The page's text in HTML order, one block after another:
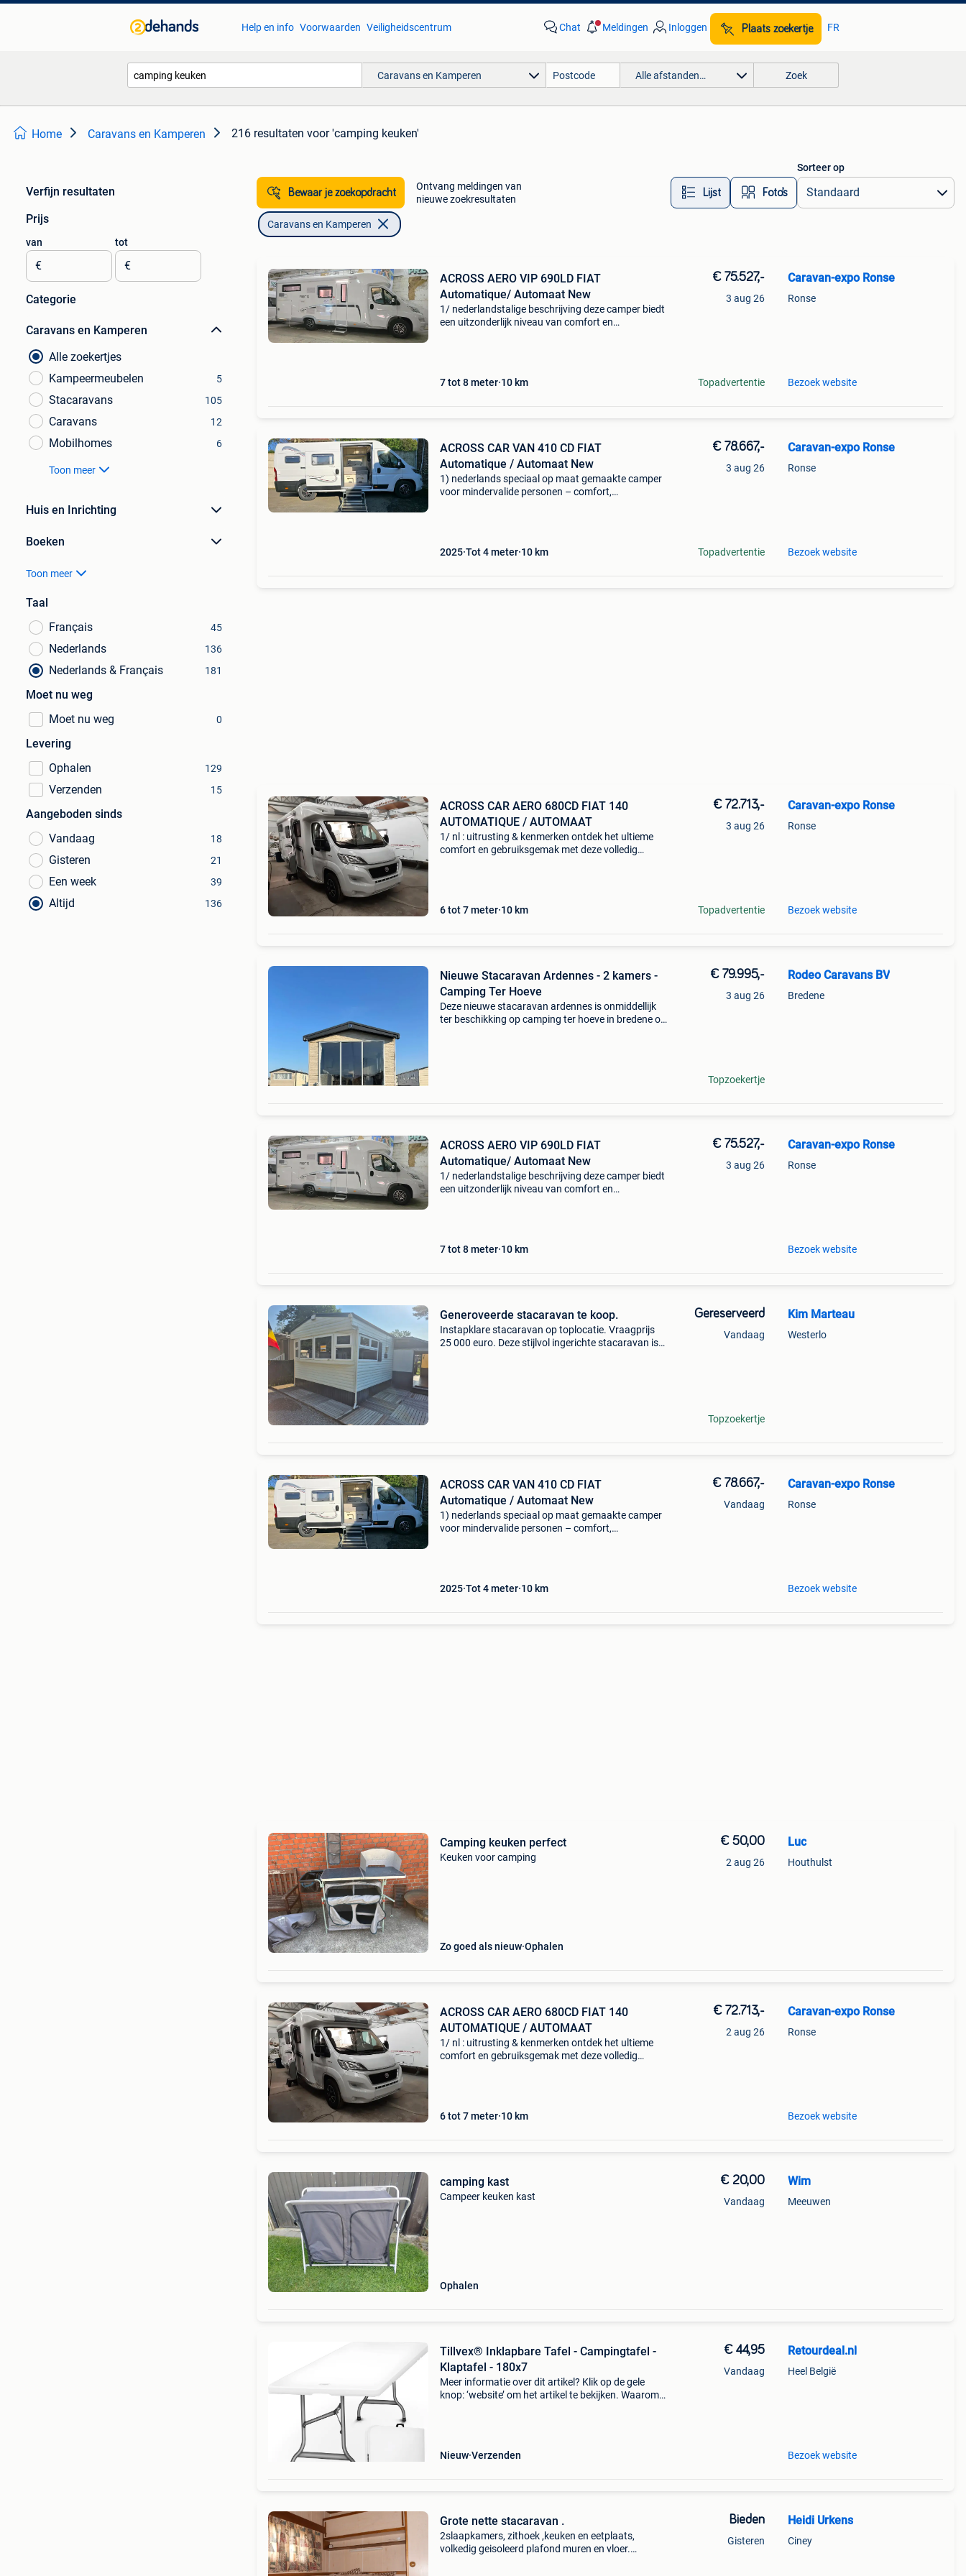
Help en info Voorwaarden Veiligheidscentrum Chat Meldingen Inloggen Plaats zoekertje FR
Caravans en Kamperen Alle afstanden… Zoek
Home Caravans en Kamperen 216 resultaten voor 'camping keuken'
Verfijn resultaten
Prijs
van
€
tot
€
Categorie
Caravans en Kamperen
Alle zoekertjes
Kampeermeubelen
5
Stacaravans 105
Caravans 12
Mobilhomes 6
Toon meer
Huis en Inrichting
Boeken
Toon meer
Taal
Français
45
Nederlands 136
Nederlands & Français 181
Moet nu weg
Moet nu weg
0
Levering
Ophalen
129
Verzenden 15
Aangeboden sinds
Vandaag
18
Gisteren 21
Een week 39
Altijd 136
Bewaar je zoekopdracht
Ontvang meldingen van
nieuwe zoekresultaten
Lijst Foto’s
Sorteer op
Caravans en Kamperen
ACROSS AERO VIP 690LD FIAT
Automatique/ Automaat New
1/ nederlandstalige beschrijving deze camper biedt
een uitzonderlijk niveau van comfort en
7 tot 8 meter 10 km
€ 75.527,-
3 aug 26
Topadvertentie
Caravan-expo Ronse
Ronse
Bezoek website
ACROSS CAR VAN 410 CD FIAT
Automatique / Automaat New
1) nederlands speciaal op maat gemaakte camper
voor mindervalide personen – comfort,
2025 Tot 4 meter 10 km
€ 78.667,-
3 aug 26
Topadvertentie
Caravan-expo Ronse
Ronse
Bezoek website
ACROSS CAR AERO 680CD FIAT 140
AUTOMATIQUE / AUTOMAAT
1/ nl : uitrusting & kenmerken ontdek het ultieme
comfort en gebruiksgemak met deze volledig
6 tot 7 meter 10 km
€ 72.713,-
3 aug 26
Topadvertentie
Caravan-expo Ronse
Ronse
Bezoek website
Nieuwe Stacaravan Ardennes - 2 kamers -
Camping Ter Hoeve
Deze nieuwe stacaravan ardennes is onmiddellijk
ter beschikking op camping ter hoeve in bredene op
€ 79.995,-
3 aug 26
Topzoekertje
Rodeo Caravans BV
Bredene
ACROSS AERO VIP 690LD FIAT
Automatique/ Automaat New
1/ nederlandstalige beschrijving deze camper biedt
een uitzonderlijk niveau van comfort en
7 tot 8 meter 10 km
€ 75.527,-
3 aug 26
Caravan-expo Ronse
Ronse
Bezoek website
Generoveerde stacaravan te koop.
Instapklare stacaravan op toplocatie. Vraagprijs
25 000 euro. Deze stijlvol ingerichte stacaravan is
Gereserveerd
Vandaag
Topzoekertje
Kim Marteau
Westerlo
ACROSS CAR VAN 410 CD FIAT
Automatique / Automaat New
1) nederlands speciaal op maat gemaakte camper
voor mindervalide personen – comfort,
2025 Tot 4 meter 10 km
€ 78.667,-
Vandaag
Caravan-expo Ronse
Ronse
Bezoek website
Camping keuken perfect
Keuken voor camping
Zo goed als nieuw Ophalen
€ 50,00
2 aug 26
Luc
Houthulst
ACROSS CAR AERO 680CD FIAT 140
AUTOMATIQUE / AUTOMAAT
1/ nl : uitrusting & kenmerken ontdek het ultieme
comfort en gebruiksgemak met deze volledig
6 tot 7 meter 10 km
€ 72.713,-
2 aug 26
Caravan-expo Ronse
Ronse
Bezoek website
camping kast
Campeer keuken kast
Ophalen
€ 20,00
Vandaag
Wim
Meeuwen
Tillvex® Inklapbare Tafel - Campingtafel -
Klaptafel - 180x7
Meer informatie over dit artikel? Klik op de gele
knop: ‘website’ om het artikel te bekijken. Waarom
Nieuw Verzenden
€ 44,95
Vandaag
Retourdeal.nl
Heel België
Bezoek website
Grote nette stacaravan .
2slaapkamers, zithoek ,keuken en eetplaats,
volkedig geisoleerd plafond muren en vloer.
Bieden
Gisteren
Heidi Urkens
Ciney